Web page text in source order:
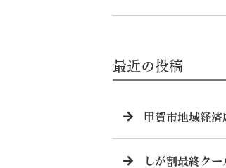
最近の投稿
甲賀市地域経済
しが割最終ク